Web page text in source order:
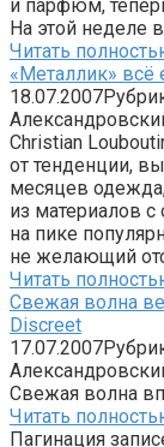
и парфюм,
На этой неделе
Читать
«Металлик» всё
18.07.2007
Christian
от тенденции,
месяцев
из материалов с
на пике
не желающий
Читать
Свежая волна
Discreet
17.07.2007
Свежая волна
Читать
Пагинация